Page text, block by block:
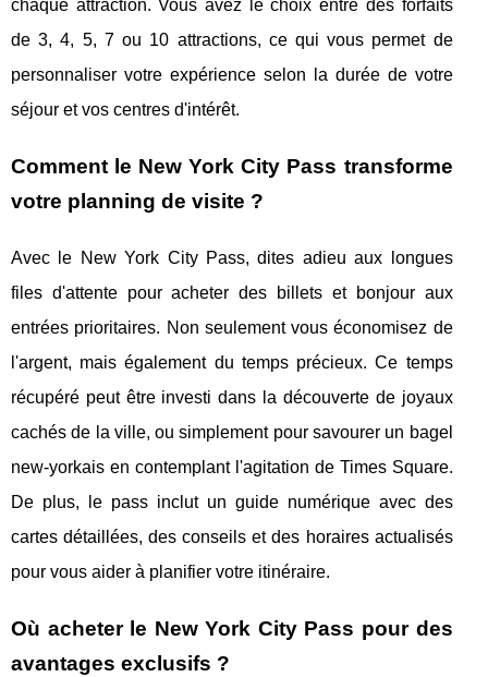
chaque attraction. Vous avez le choix entre des forfaits
de 3, 4, 5, 7 ou 10 attractions, ce qui vous permet de
personnaliser votre expérience selon la durée de votre
séjour et vos centres d'intérêt.
Comment le New York City Pass transforme
votre planning de visite ?
Avec le New York City Pass, dites adieu aux longues
files d'attente pour acheter des billets et bonjour aux
entrées prioritaires. Non seulement vous économisez de
l'argent, mais également du temps précieux. Ce temps
récupéré peut être investi dans la découverte de joyaux
cachés de la ville, ou simplement pour savourer un bagel
new-yorkais en contemplant l'agitation de Times Square.
De plus, le pass inclut un guide numérique avec des
cartes détaillées, des conseils et des horaires actualisés
pour vous aider à planifier votre itinéraire.
Où acheter le New York City Pass pour des
avantages exclusifs ?